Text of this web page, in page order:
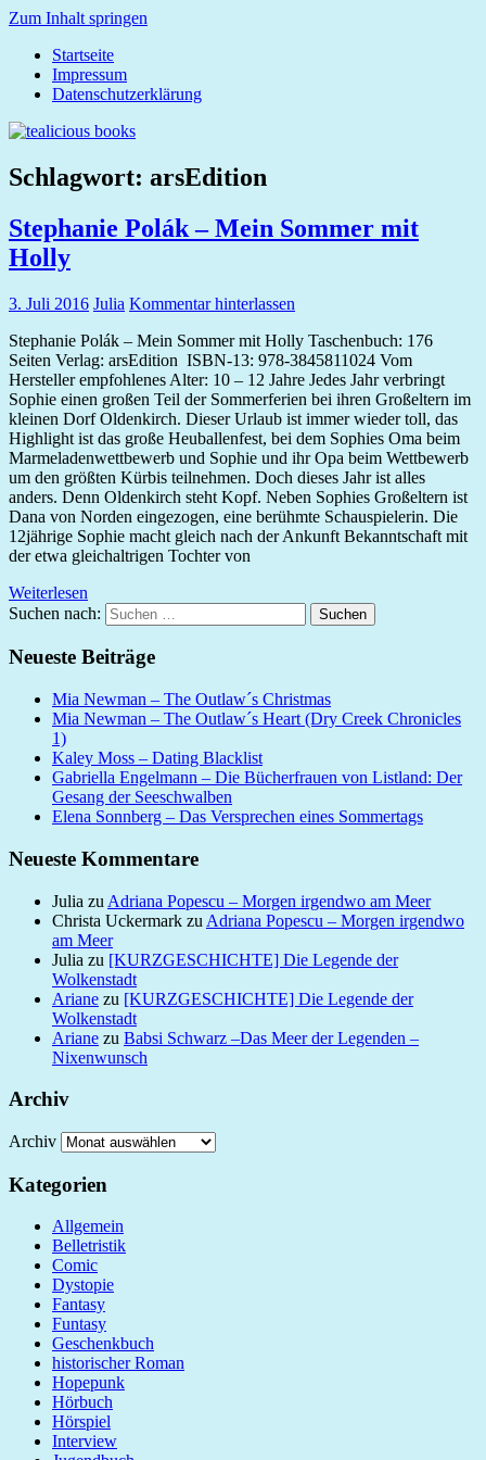
Zum Inhalt springen
tealicious
books
Startseite
Impressum
Datenschutzerklärung
Schlagwort: arsEdition
Stephanie Polák – Mein Sommer mit
Holly
3. Juli 2016 Julia Kommentar hinterlassen
Stephanie Polák – Mein Sommer mit Holly Taschenbuch: 176
Seiten Verlag: arsEdition ISBN-13: 978-3845811024 Vom
Hersteller empfohlenes Alter: 10 – 12 Jahre Jedes Jahr verbringt
Sophie einen großen Teil der Sommerferien bei ihren Großeltern im
kleinen Dorf Oldenkirch. Dieser Urlaub ist immer wieder toll, das
Highlight ist das große Heuballenfest, bei dem Sophies Oma beim
Marmeladenwettbewerb und Sophie und ihr Opa beim Wettbewerb
um den größten Kürbis teilnehmen. Doch dieses Jahr ist alles
anders. Denn Oldenkirch steht Kopf. Neben Sophies Großeltern ist
Dana von Norden eingezogen, eine berühmte Schauspielerin. Die
12jährige Sophie macht gleich nach der Ankunft Bekanntschaft mit
der etwa gleichaltrigen Tochter von
Weiterlesen
Suchen nach:
Suchen
Neueste Beiträge
Mia Newman – The Outlaw´s Christmas
Mia Newman – The Outlaw´s Heart (Dry Creek Chronicles
1)
Kaley Moss – Dating Blacklist
Gabriella Engelmann – Die Bücherfrauen von Listland: Der
Gesang der Seeschwalben
Elena Sonnberg – Das Versprechen eines Sommertags
Neueste Kommentare
Julia zu Adriana Popescu – Morgen irgendwo am Meer
Christa Uckermark zu Adriana Popescu – Morgen irgendwo
am Meer
Julia zu [KURZGESCHICHTE] Die Legende der
Wolkenstadt
Ariane zu [KURZGESCHICHTE] Die Legende der
Wolkenstadt
Ariane zu Babsi Schwarz –Das Meer der Legenden –
Nixenwunsch
Archiv
Archiv
Kategorien
Allgemein
Belletristik
Comic
Dystopie
Fantasy
Funtasy
Geschenkbuch
historischer Roman
Hopepunk
Hörbuch
Hörspiel
Interview